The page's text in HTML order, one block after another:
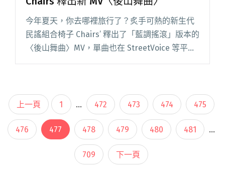
今年夏天，你去哪裡旅行了？炙手可熱的新生代
民謠組合椅子 Chairs’ 釋出了「藍調搖滾」版本的
〈後山舞曲〉MV，單曲也在 StreetVoice 等平台
同步上線。 〈後山舞曲〉是椅子在 2014 單車環
新 MV〈後山舞曲〉"
上一頁 1 ... 472 473 474 475
476 477 478 479 480 481 ...
709 下一頁